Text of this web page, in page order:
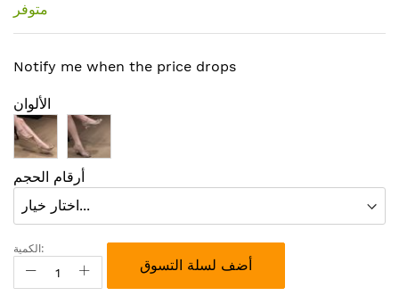
معرض
الصور
متوفر
Notify me when the price drops
الألوان
أرقام الحجم
الكمية:
أضف لسلة التسوق